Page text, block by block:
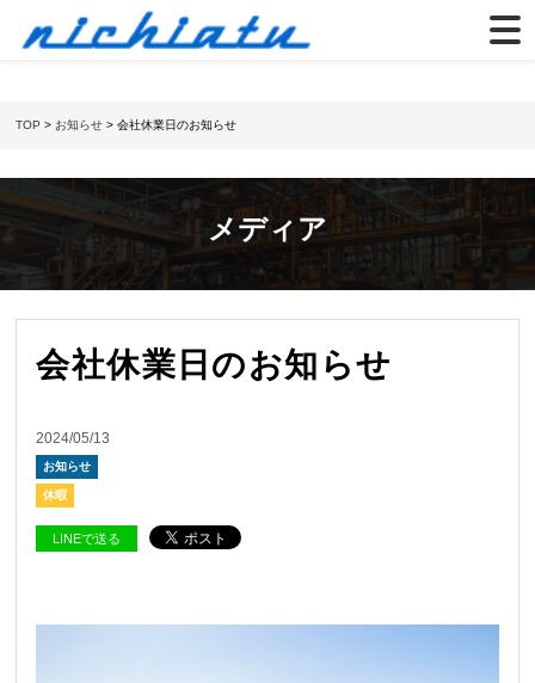
TOP > お知らせ > 会社休業日のお知らせ
メディア
会社休業日のお知らせ
2024/05/13
お知らせ
休暇
LINEで送る